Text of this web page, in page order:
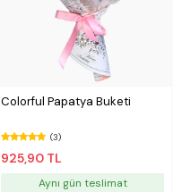
Colorful Papatya Buketi
(3)
925,90 TL
Aynı gün teslimat